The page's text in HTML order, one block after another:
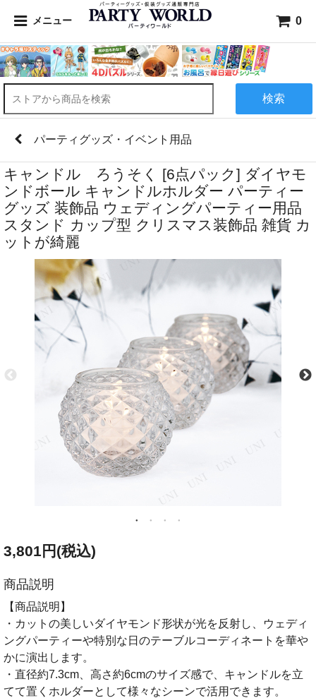
メニュー 0
検索
パーティグッズ・イベント用品
キャンドル ろうそく [6点パック] ダイヤモ
ンドボール キャンドルホルダー パーティー
グッズ 装飾品 ウェディングパーティー用品
スタンド カップ型 クリスマス装飾品 雑貨 カ
ットが綺麗
3,801円(税込)
商品説明
【商品説明】
・カットの美しいダイヤモンド形状が光を反射し、ウェディ
ングパーティーや特別な日のテーブルコーディネートを華や
かに演出します。
・直径約7.3cm、高さ約6cmのサイズ感で、キャンドルを立
てて置くホルダーとして様々なシーンで活用できます。